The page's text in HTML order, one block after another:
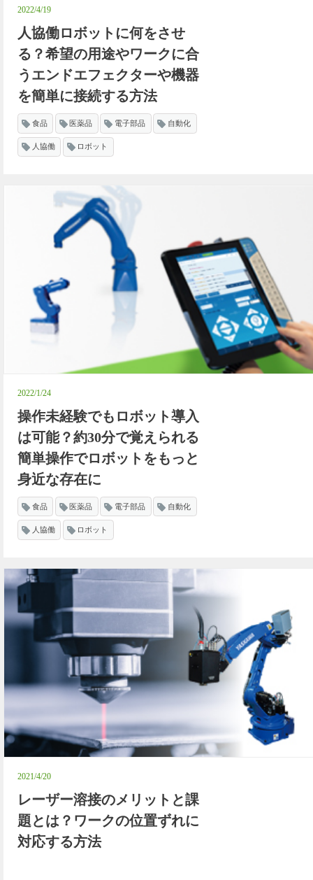
2022/4/19
人協働ロボットに何をさせ
る？希望の用途やワークに合
うエンドエフェクターや機器
を簡単に接続する方法
食品 医薬品 電子部品 自動化
人協働 ロボット
2022/1/24
操作未経験でもロボット導入
は可能？約30分で覚えられる
簡単操作でロボットをもっと
身近な存在に
食品 医薬品 電子部品 自動化
人協働 ロボット
2021/4/20
レーザー溶接のメリットと課
題とは？ワークの位置ずれに
対応する方法